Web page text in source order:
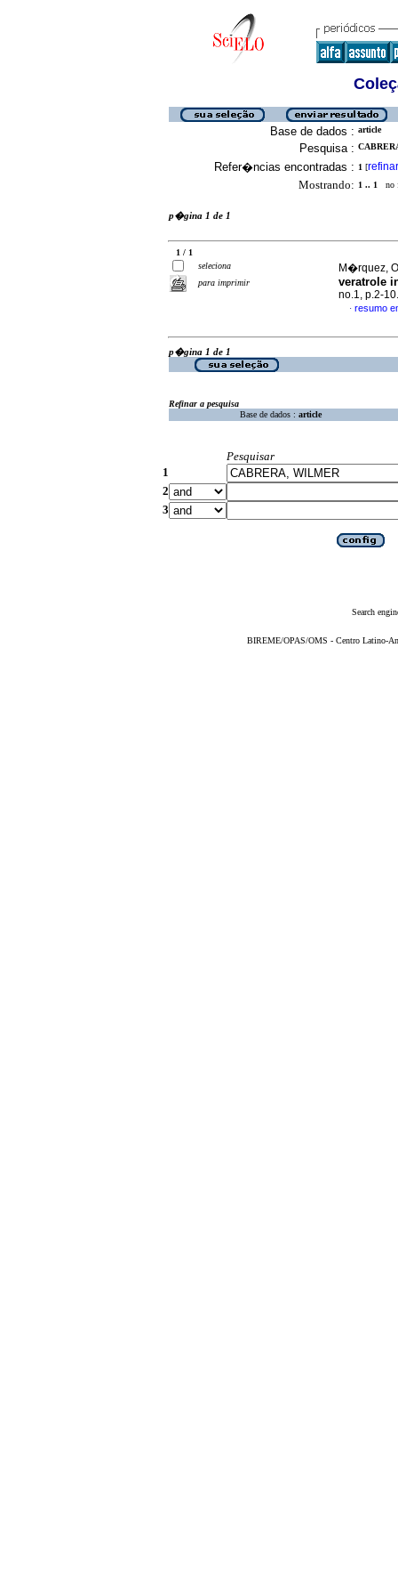
Base de dados : article
Pesquisa :
Refer�ncias encontradas : 1 [refinar
Mostrando: 1 .. 1 no
p�gina 1 de 1
1 / 1
seleciona
para imprimir
M�rquez,
veratrole
no.1, p.2-
· resumo
p�gina 1 de 1
Refinar a pesquisa
Base de dados : article
Pesquisar
1
2
3
Search
BIREME/OPAS/OMS - Centro Latino-